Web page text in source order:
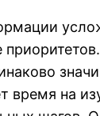
время на